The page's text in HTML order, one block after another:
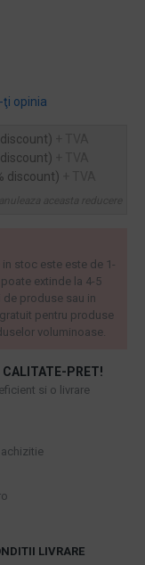
ţi opinia
discount)
CALITATE-PRET!
si o livrare
stoc este este de 1-
extinde la 4-5
produse sau in
pentru produse
voluminoase.
LIVRARE